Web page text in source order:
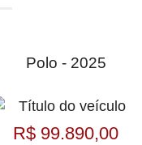
Polo - 2025
R$ 99.890,00